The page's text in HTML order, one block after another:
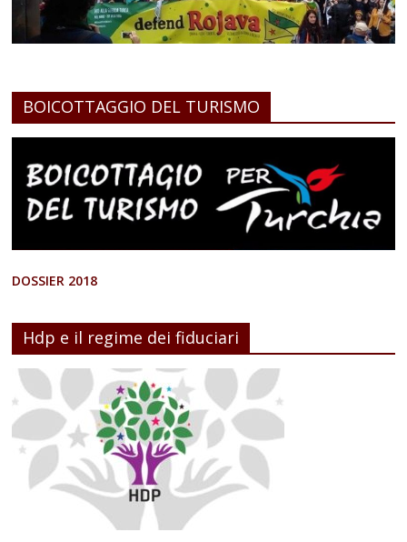
BOICOTTAGGIO DEL TURISMO
DOSSIER 2018
Hdp e il regime dei fiduciari